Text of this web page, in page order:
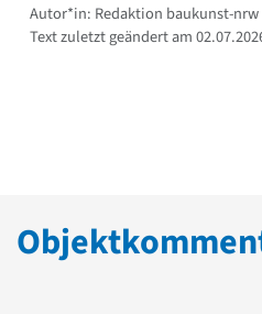
Autor*in: Redaktion baukunst-nrw
Text zuletzt geändert am